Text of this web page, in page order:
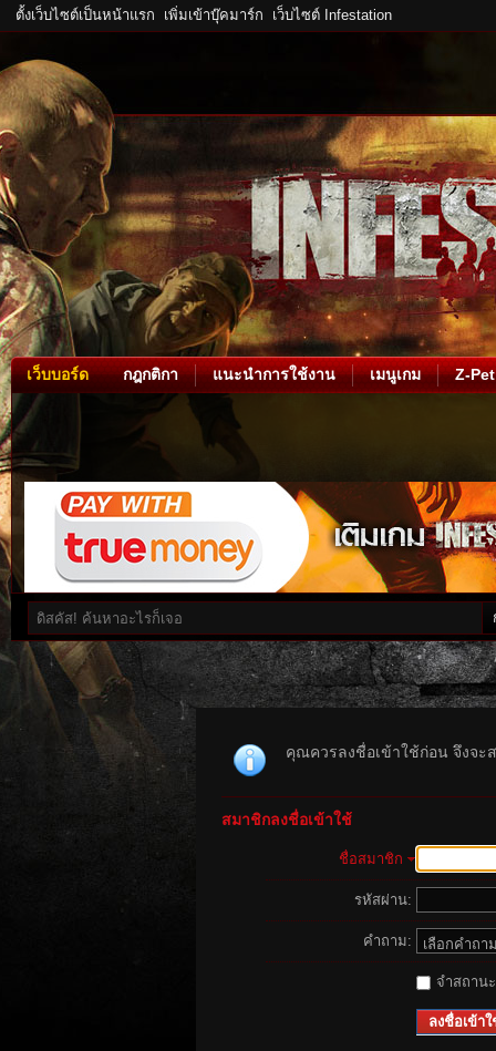
ตั้งเว็บไซต์เป็นหน้าแรก เพิ่มเข้าบุ๊คมาร์ก เว็บไซต์ Infestation
เว็บบอร์ด กฎกติกา แนะนำการใช้งาน เมนูเกม Z-Pet
คุณควรลงชื่อเข้าใช้ก่อน จึงจะ
สมาชิกลงชื่อเข้าใช้
ชื่อสมาชิก
รหัสผ่าน:
คำถาม:
จำสถาน
ลงชื่อเข้าใ